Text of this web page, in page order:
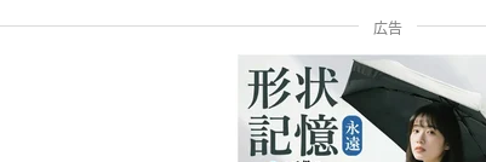
広告